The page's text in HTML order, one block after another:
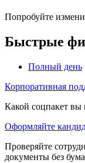
Попробуйте
Быстрые
Полный день
Корпоративная
Какой соцпакет вы
Оформляйте
Проверяйте
документы без